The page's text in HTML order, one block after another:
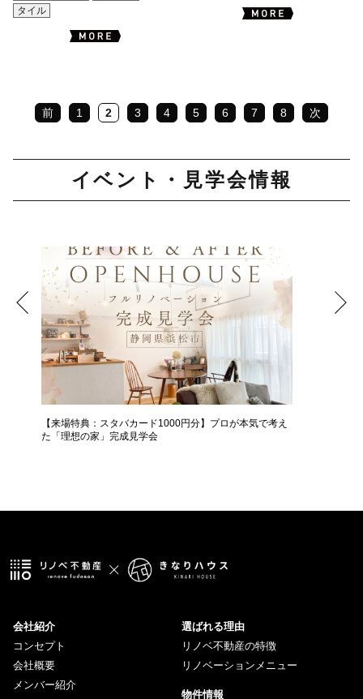
タイル
前 1 2 3 4 5 6 7 8 次
イベント・見学会情報
【来場特典：スタバカード1000円分】プロが本気で考え
た「理想の家」完成見学会
会社紹介
コンセプト
会社概要
メンバー紹介
選ばれる理由
リノベ不動産の特徴
リノベーションメニュー
物件情報